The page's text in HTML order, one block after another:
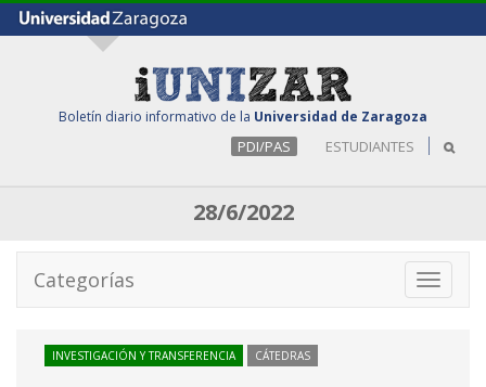
Boletín diario informativo de la Universidad de Zaragoza
PDI/PAS ESTUDIANTES
28/6/2022
Toggle
Categorías
INVESTIGACIÓN Y TRANSFERENCIA CÁTEDRAS